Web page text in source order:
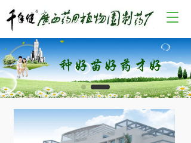
T
g
g
l
e
n
a
v
i
g